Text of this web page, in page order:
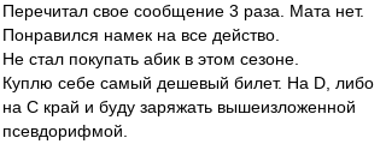
Перечитал свое сообщение 3 раза. Мата нет.
Понравился намек на все действо.
Не стал покупать абик в этом сезоне.
Куплю себе самый дешевый билет. На D, либо
на С край и буду заряжать вышеизложенной
псевдорифмой.